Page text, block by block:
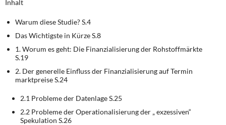
Inhalt
Warum diese Studie? S.4
Das Wichtigste in Kürze S.8
1. Worum es geht: Die Finanzialisierung der Rohstoffmärkte
S.19
2. Der generelle Einfluss der Finanzialisierung auf Termin
marktpreise S.24
2.1 Probleme der Datenlage S.25
2.2 Probleme der Operationalisierung der „ exzessiven“
Spekulation S.26